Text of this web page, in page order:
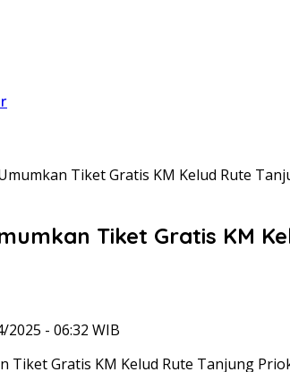
Tiket Gratis KM Kelud Rute
Tiket Gratis KM
2025 - 06:32 WIB